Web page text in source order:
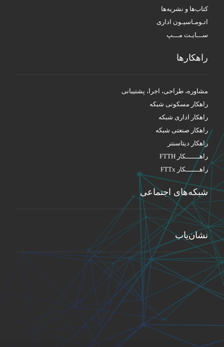
کتاب‌ها و نشریه‌ها
اتـومـاسیـون اداری
ســـایـت مـــپ
راهکار‌ها
مشاوره، طراحی، اجرا، پشتیبانی
راهکار مسکونی شبکه
راهکار اداری شبکه
راهکار صنعتی شبکه
راهکار دیتاسنتر
راهـــــــکار FTTH
راهـــــــکار FTTx
شبکه‌های اجتماعی
نشان‌یاب